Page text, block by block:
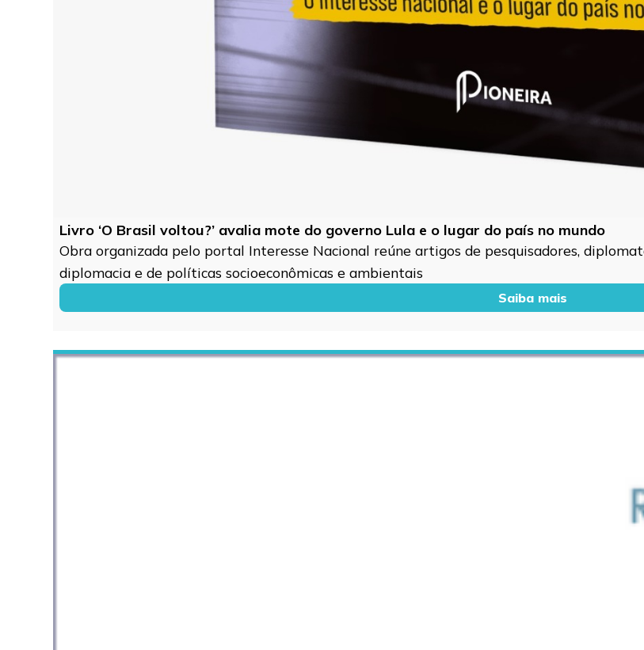
Livro ‘O Brasil voltou?’ avalia mote do governo Lula e o lugar do país no mundo
Obra organizada pelo portal Interesse Nacional reúne artigos de pesquisadores,
diplomacia e de políticas socioeconômicas e ambientais
Saiba mais